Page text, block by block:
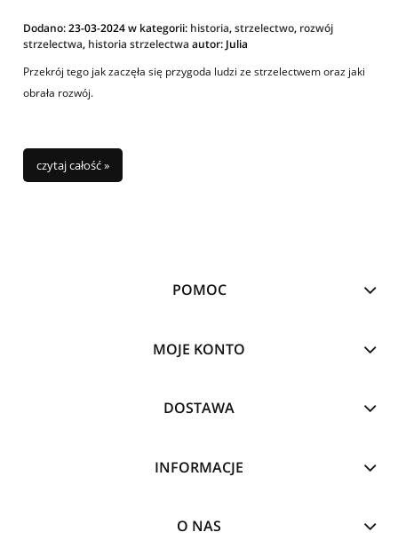
Dodano:23-03-2024w kategorii: historia,strzelectwo, rozwój
strzelectwa, historia strzelectwa autor: Julia
Przekrój tego jak zaczęła się przygoda ludzi ze strzelectwem oraz jaki
obrała rozwój.
czytaj całość »
POMOC
MOJE KONTO
DOSTAWA
INFORMACJE
O NAS